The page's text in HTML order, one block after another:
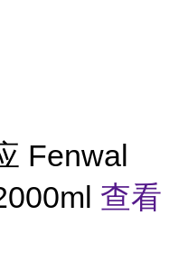
Fenwal
查看